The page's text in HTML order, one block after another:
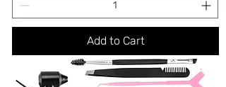
Add to Cart